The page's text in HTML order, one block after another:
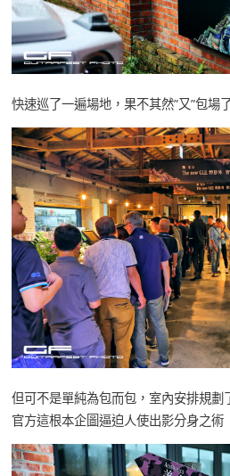
快速巡了一遍場地，果不其然”又”包場
但可不是單純為包而包，室內安排規劃
官方這根本企圖逼迫人使出影分身之術